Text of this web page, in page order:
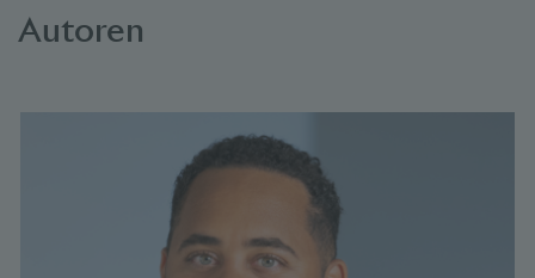
Autoren